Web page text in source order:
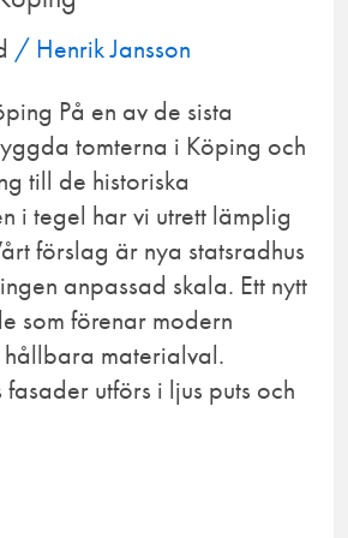
/ Henrik Jansson
På en av de sista
tomterna i Köping och
till de historiska
i tegel har vi utrett lämplig
förslag är nya statsradhus
anpassad skala. Ett nytt
som förenar modern
hållbara materialval.
fasader utförs i ljus puts och